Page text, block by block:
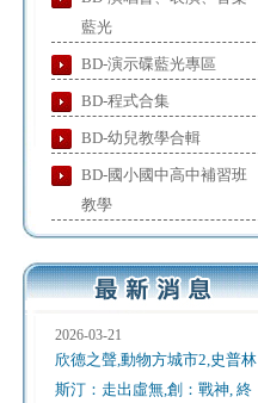
藍光
BD-演示碟藍光專區
BD-程式合集
BD-幼兒教學合輯
BD-國小國中高中補習班
教學
2026-03-21
欣德之聲,動物方城市2,史普林
斯汀：走出虛無,創：戰神, 終